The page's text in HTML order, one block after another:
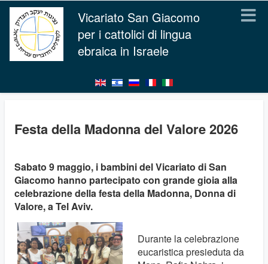
Vicariato San Giacomo
per i cattolici di lingua
ebraica in Israele
Festa della Madonna del Valore 2026
Sabato 9 maggio, i bambini del Vicariato di San
Giacomo hanno partecipato con grande gioia alla
celebrazione della festa della Madonna, Donna di
Valore, a Tel Aviv.
Durante la celebrazione
eucaristica presieduta da